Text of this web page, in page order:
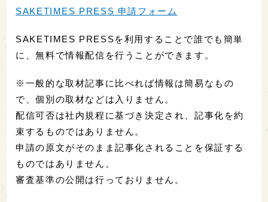
SAKETIMES PRESS 申請フォーム
SAKETIMES PRESSを利用することで誰でも簡単
に、無料で情報配信を行うことができます。
※一般的な取材記事に比べれば情報は簡易なもの
で、個別の取材などは入りません。
配信可否は社内規程に基づき決定され、記事化を約
束するものではありません。
申請の原文がそのまま記事化されることを保証する
ものではありません。
審査基準の公開は行っておりません。